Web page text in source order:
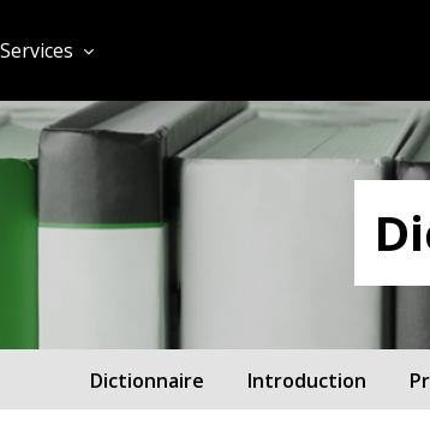
Services
Introduction
Dictionnaire